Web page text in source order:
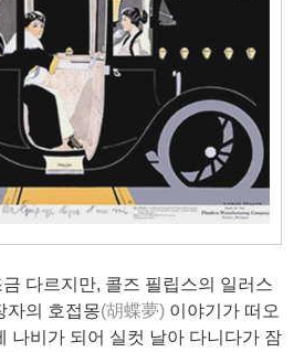
다르지만, 콜즈 필립스의 일러스
자의 호접몽(胡蝶夢) 이야기가 떠오
나비가 되어 실컷 날아 다니다가 잠